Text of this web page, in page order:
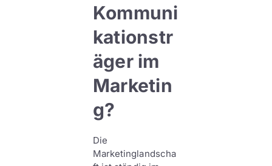
Kommuni
kationstr
äger im
Marketin
g?
Die
Marketinglandscha